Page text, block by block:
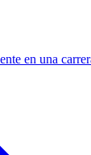
en una